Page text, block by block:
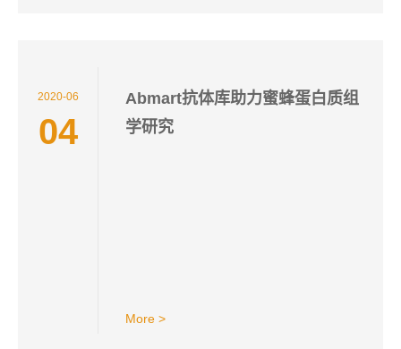
2020-06
04
Abmart抗体库助力蜜蜂蛋白质组
学研究
More >